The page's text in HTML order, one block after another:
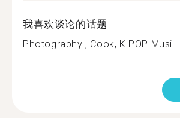
我喜欢谈论的话题
Photography , Cook, K-POP Musi...